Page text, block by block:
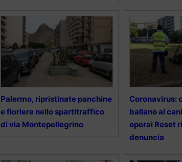
Palermo, ripristinate panchine
e fioriere nello spartitraffico
di via Montepellegrino
Coronavirus:
ballano al
operai Reset
denuncia